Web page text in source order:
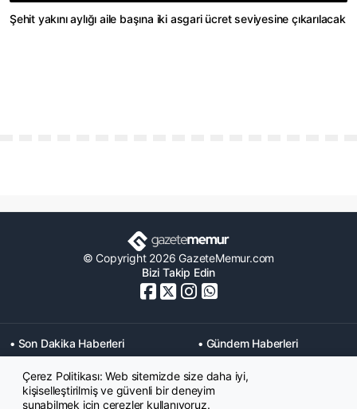
Şehit yakını aylığı aile başına iki asgari ücret seviyesine çıkarılacak
© Copyright 2026 GazeteMemur.com
Bizi Takip Edin
• Son Dakika Haberleri
• Gündem Haberleri
• Memurlar Haberleri
• KPSS Haberleri
• Ekonomi Haberleri
• Eğitim Haberleri
• Yaşam Haberleri
• Maaş Verileri Haberleri
Çerez Politikası: Web sitemizde size daha iyi,
kişiselleştirilmiş ve güvenli bir deneyim
sunabilmek için çerezler kullanıyoruz.